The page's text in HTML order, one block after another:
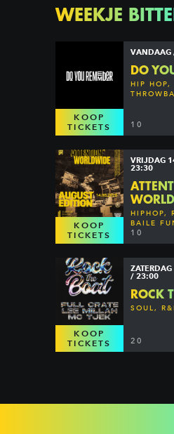
WEEKJE
KOOP
TICKETS
DO
HIP HOP,
10
KOOP
TICKETS
VRIJDAG
23:30
HIPHOP,
BAILE
10
KOOP
TICKETS
/ 23:00
ROCK
SOUL,
20